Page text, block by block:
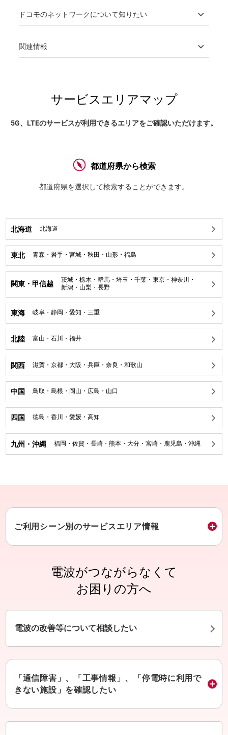
ドコモのネットワークについて知りたい
関連情報
サービスエリアマップ
5G、LTEのサービスが利用できるエリアをご確認いただけます。
都道府県から検索
都道府県を選択して検索することができます。
北海道 北海道
東北 青森 ・ 岩手 ・ 宮城 ・ 秋田 ・ 山形 ・ 福島
関東・甲信越 茨城 ・ 栃木 ・ 群馬 ・ 埼玉 ・ 千葉 ・ 東京 ・ 神奈川
・
新潟 ・ 山梨 ・ 長野
東海 岐阜 ・ 静岡 ・ 愛知 ・ 三重
北陸 富山 ・ 石川 ・ 福井
関西 滋賀 ・ 京都 ・ 大阪 ・ 兵庫 ・ 奈良 ・ 和歌山
中国 鳥取 ・ 島根 ・ 岡山 ・ 広島 ・ 山口
四国 徳島 ・ 香川 ・ 愛媛 ・ 高知
九州・沖縄 福岡 ・ 佐賀 ・ 長崎 ・ 熊本 ・ 大分 ・ 宮崎 ・ 鹿児島 ・ 沖縄
ご利用シーン別のサービスエリア情報
電波がつながらなくて
お困りの方へ
電波の改善等について相談したい
「通信障害」、「工事情報」、「停電時に利用で
きない施設」を確認したい